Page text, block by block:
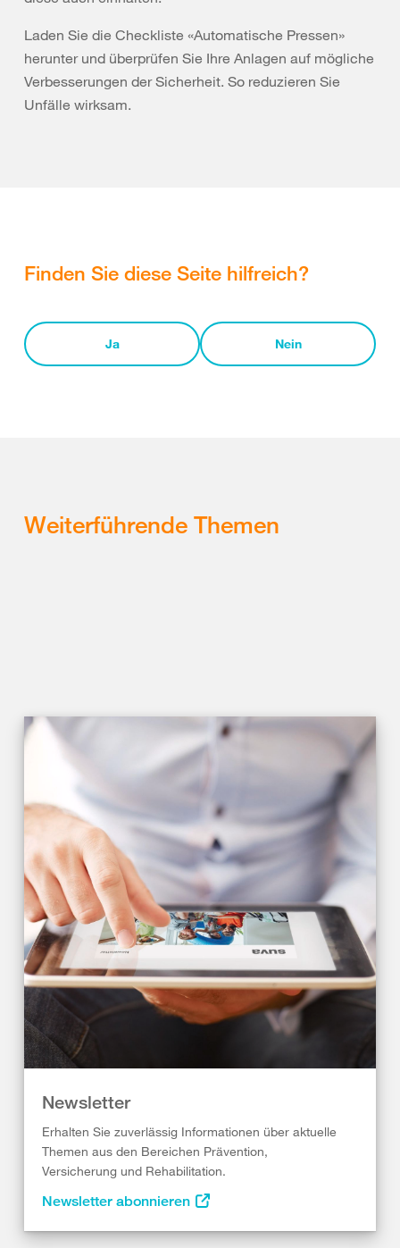
Laden Sie die Checkliste «Automatische Pressen»
herunter und überprüfen Sie Ihre Anlagen auf mögliche
Verbesserungen der Sicherheit. So reduzieren Sie
Unfälle wirksam.
Finden Sie diese Seite hilfreich?
Ja Nein
Weiterführende Themen
Newsletter
Erhalten Sie zuverlässig Informationen über aktuelle
Themen aus den Bereichen Prävention,
Versicherung und Rehabilitation.
Newsletter abonnieren